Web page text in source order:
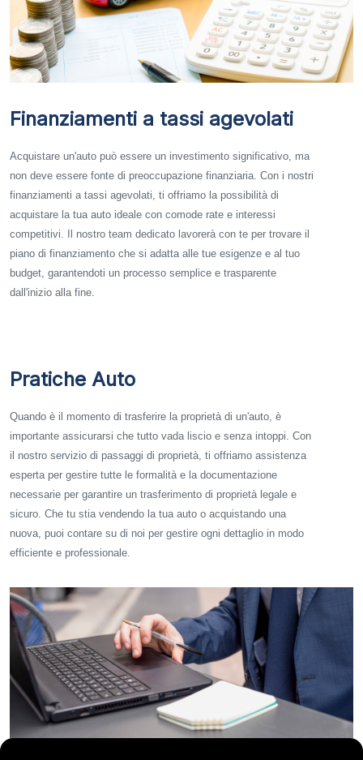
Finanziamenti a tassi agevolati
Acquistare un'auto può essere un investimento significativo, ma
non deve essere fonte di preoccupazione finanziaria. Con i nostri
finanziamenti a tassi agevolati, ti offriamo la possibilità di
acquistare la tua auto ideale con comode rate e interessi
competitivi. Il nostro team dedicato lavorerà con te per trovare il
piano di finanziamento che si adatta alle tue esigenze e al tuo
budget, garantendoti un processo semplice e trasparente
dall'inizio alla fine.
Pratiche Auto
Quando è il momento di trasferire la proprietà di un'auto, è
importante assicurarsi che tutto vada liscio e senza intoppi. Con
il nostro servizio di passaggi di proprietà, ti offriamo assistenza
esperta per gestire tutte le formalità e la documentazione
necessarie per garantire un trasferimento di proprietà legale e
sicuro. Che tu stia vendendo la tua auto o acquistando una
nuova, puoi contare su di noi per gestire ogni dettaglio in modo
efficiente e professionale.